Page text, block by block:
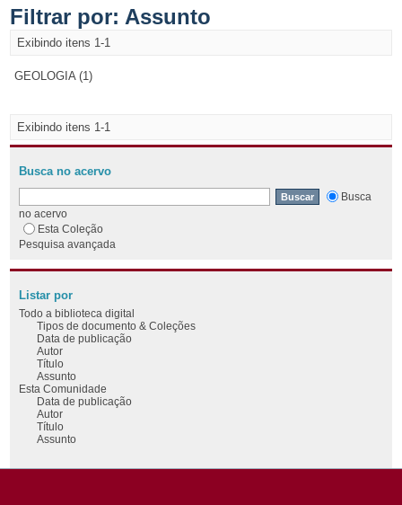
Filtrar por: Assunto
Exibindo itens 1-1
GEOLOGIA (1)
Exibindo itens 1-1
Busca no acervo
Busca
no acervo
Esta Coleção
Pesquisa avançada
Listar por
Todo a biblioteca digital
Tipos de documento & Coleções
Data de publicação
Autor
Título
Assunto
Esta Comunidade
Data de publicação
Autor
Título
Assunto